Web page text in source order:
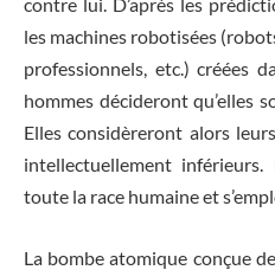
les machines robotisées
professionnels, etc.) créées
hommes décideront qu’elles
Elles considèreront alors
intellectuellement
toute la race humaine et
La bombe atomique conçue